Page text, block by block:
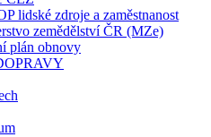
lidské zdroje a zaměstnanost
zemědělství ČR (MZe)
plán obnovy